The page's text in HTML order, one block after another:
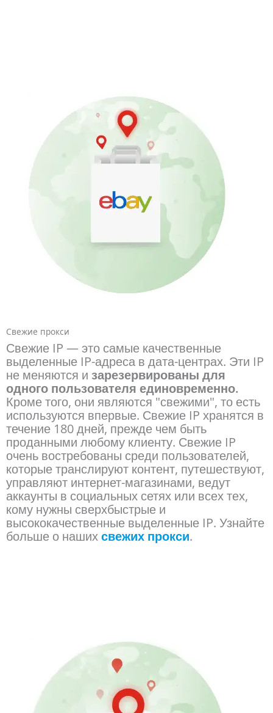
Свежие прокси
Свежие IP — это самые качественные
выделенные IP-адреса в дата-центрах. Эти IP
не меняются и зарезервированы для
одного пользователя единовременно.
Кроме того, они являются "свежими", то есть
используются впервые. Свежие IP хранятся в
течение 180 дней, прежде чем быть
проданными любому клиенту. Свежие IP
очень востребованы среди пользователей,
которые транслируют контент, путешествуют,
управляют интернет-магазинами, ведут
аккаунты в социальных сетях или всех тех,
кому нужны сверхбыстрые и
высококачественные выделенные IP. Узнайте
больше о нашихсвежих прокси.